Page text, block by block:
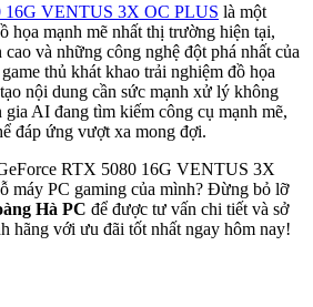
16G VENTUS 3X OC PLUS là một
họa mạnh mẽ nhất thị trường hiện tại,
và những công nghệ đột phá nhất của
thủ khát khao trải nghiệm đồ họa
nội dung cần sức mạnh xử lý không
AI đang tìm kiếm công cụ mạnh mẽ,
đáp ứng vượt xa mong đợi.
RTX 5080 16G VENTUS 3X
máy PC gaming của mình? Đừng bỏ lỡ
Hà PC để được tư vấn chi tiết và sở
hãng với ưu đãi tốt nhất ngay hôm nay!